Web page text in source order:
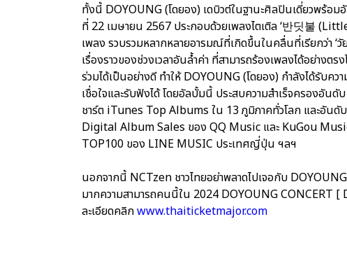
ทั้งนี้ DOYOUNG (โดยอง) เดบิวต์ในฐานะศิลปินเดี่ยวพร้อม
ที่ 22 เมษายน 2567 ประกอบด้วยเพลงไตเติล ‘반딧불
เพลง รวบรวมหลากหลายอารมณ์ที่เกิดขึ้นในคลื่นที่เรียกว่า ‘
เรื่องราวของช่วงเวลาอันล้ำค่า ที่สามารถร้องเพลงได้อย่างต
ร่วมได้เป็นอย่างดี ทำให้ DOYOUNG (โดยอง) กำลังได้รับค
เชื่อใจและรับฟังได้ โดยอัลบั้มนี้ ประสบความสำเร็จครองอัน
ชาร์ต iTunes Top Albums ใน 13 ภูมิภาคทั่วโลก และอัน
Digital Album Sales ของ QQ Music และ KuGou
TOP100 ของ LINE MUSIC ประเทศญี่ปุ่น ฯลฯ
นอกจากนี้ NCTzen ชาวไทยอย่าพลาดไปเจอกับ
มากความสามารถคนนี้ใน 2024 DOYOUNG CONCERT
ละเอียดคลิกwww.thaiticketmajor.com